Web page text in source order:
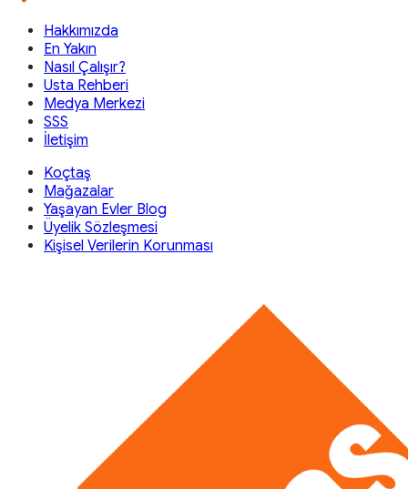
Hakkımızda
En Yakın
Nasıl Çalışır?
Usta Rehberi
Medya Merkezi
SSS
İletişim
Koçtaş
Mağazalar
Yaşayan Evler Blog
Üyelik Sözleşmesi
Kişisel Verilerin Korunması